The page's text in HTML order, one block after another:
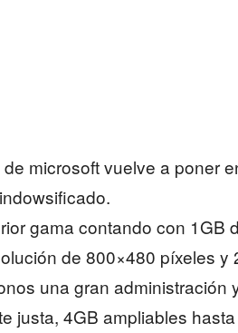
microsoft vuelve a poner
gama contando con 1GB
de 800×480 píxeles y
una gran administración
justa, 4GB ampliables